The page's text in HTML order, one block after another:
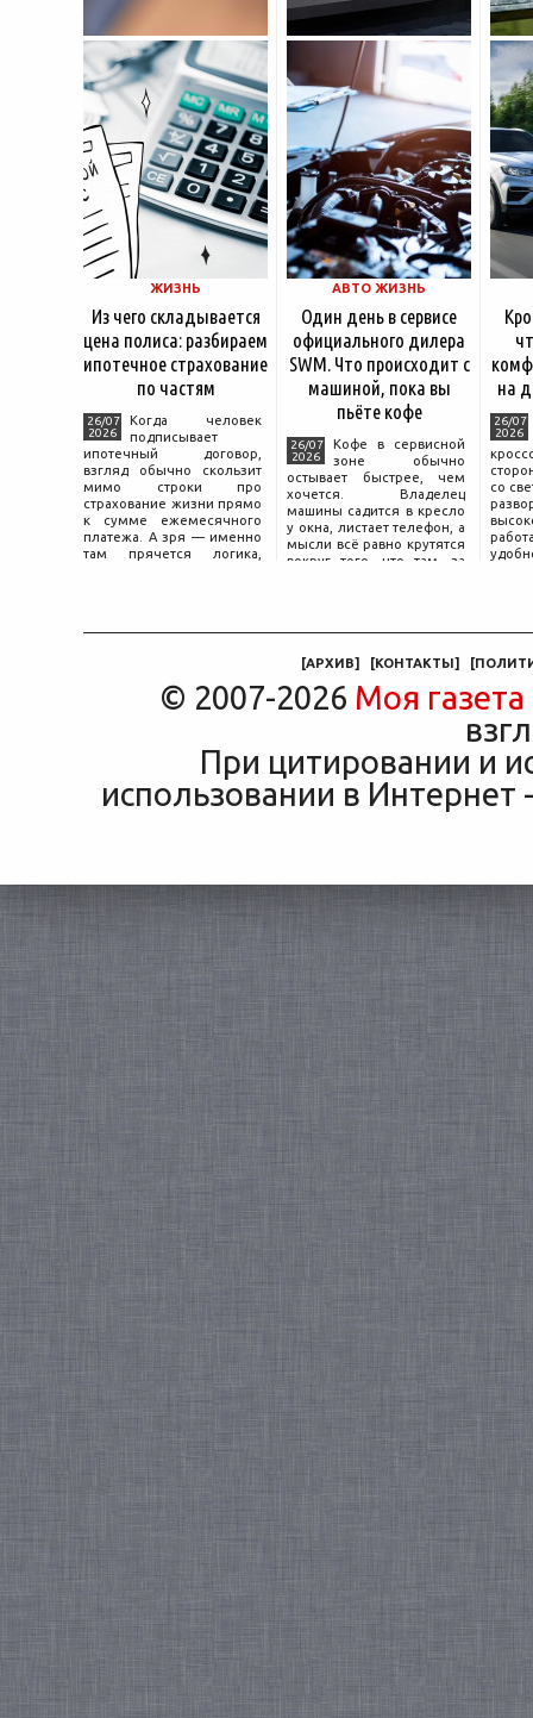
ЖИЗНЬ
Из чего складывается
цена полиса: разбираем
ипотечное страхование
по частям
26/07
2026
Когда человек
подписывает
ипотечный договор,
взгляд обычно скользит
мимо строки про
страхование жизни прямо
к сумме ежемесячного
платежа. А зря — именно
там прячется логика,
АВТО ЖИЗНЬ
Один день в сервисе
официального дилера
SWM. Что происходит с
машиной, пока вы
пьёте кофе
26/07
2026
Кофе в сервисной
зоне обычно
остывает быстрее, чем
хочется. Владелец
машины садится в кресло
у окна, листает телефон, а
мысли всё равно крутятся
вокруг того, что там, за
на
26/07
2026
со
[АРХИВ] [КОНТАКТЫ] [
© 2007-2026 Моя газета
При цитировании и
использовании в Интернет